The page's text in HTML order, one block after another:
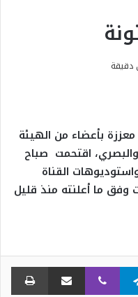
دقيقة
معززة بأعضاء من الهيئة
اقتحمت صباح
6 أكتوبر 2021، مقر واستوديوهات القناة
وفق ما أعلنته منذ قليل
تيلقرام ڤايبر مشاركة عبر البريد